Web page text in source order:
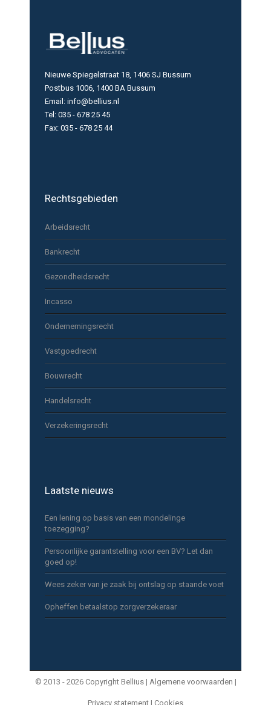
Nieuwe Spiegelstraat 18, 1406 SJ Bussum
Postbus 1006, 1400 BA Bussum
Email: info@bellius.nl
Tel: 035 - 678 25 45
Fax: 035 - 678 25 44
Rechtsgebieden
Arbeidsrecht
Bankrecht
Gezondheidsrecht
Incasso
Ondernemingsrecht
Vastgoedrecht
Bouwrecht
Handelsrecht
Verzekeringsrecht
Laatste nieuws
Een lening op basis van een mondelinge
toezegging?
Persoonlijke garantstelling voor een BV? Let dan
goed op!
Wees zeker van je zaak bij ontslag op staande voet
Opheffen betaalstop zorgverzekeraar
© 2013 - 2026 Copyright Bellius | Algemene voorwaarden |
Privacy statement | Cookies